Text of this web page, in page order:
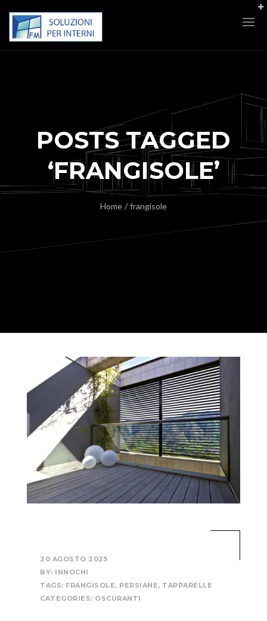
POSTS TAGGED
‘FRANGISOLE’
Home / frangisole
20 AGOSTO 2025
BY: INNOCHI
TAGS: FRANGISOLE, PERSIANE, TAPPARELLE
CATEGORIES: OSCURANTI